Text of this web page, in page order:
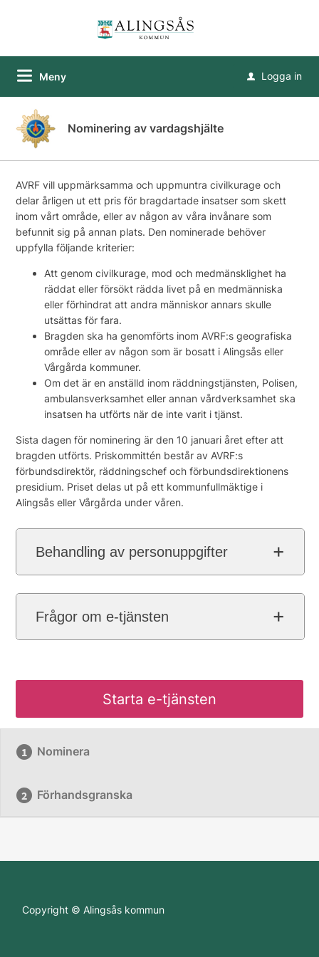
Meny u Logga in
Nominering av vardagshjälte
AVRF vill uppmärksamma och uppmuntra civilkurage och
delar årligen ut ett pris för bragdartade insatser som skett
inom vårt område, eller av någon av våra invånare som
befunnit sig på annan plats. Den nominerade behöver
uppfylla följande kriterier:
Att genom civilkurage, mod och medmänsklighet ha
räddat eller försökt rädda livet på en medmänniska
eller förhindrat att andra människor annars skulle
utsättas för fara.
Bragden ska ha genomförts inom AVRF:s geografiska
område eller av någon som är bosatt i Alingsås eller
Vårgårda kommuner.
Om det är en anställd inom räddningstjänsten, Polisen,
ambulansverksamhet eller annan vårdverksamhet ska
insatsen ha utförts när de inte varit i tjänst.
Sista dagen för nominering är den 10 januari året efter att
bragden utförts. Priskommittén består av AVRF:s
förbundsdirektör, räddningschef och förbundsdirektionens
presidium. Priset delas ut på ett kommunfullmäktige i
Alingsås eller Vårgårda under våren.
Behandling av personuppgifter
Frågor om e-tjänsten
Starta e-tjänsten
Nominera
Förhandsgranska
Copyright © Alingsås kommun